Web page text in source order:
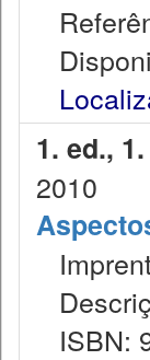
1. ed.,
2010
ISBN: